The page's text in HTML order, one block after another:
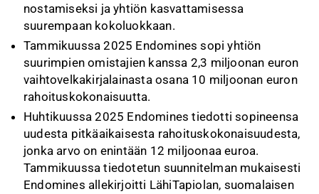
nostamiseksi ja yhtiön kasvattamisessa
suurempaan kokoluokkaan.
Tammikuussa 2025 Endomines sopi yhtiön
suurimpien omistajien kanssa 2,3 miljoonan euron
vaihtovelkakirjalainasta osana 10 miljoonan euron
rahoituskokonaisuutta.
Huhtikuussa 2025 Endomines tiedotti sopineensa
uudesta pitkäaikaisesta rahoituskokonaisuudesta,
jonka arvo on enintään 12 miljoonaa euroa.
Tammikuussa tiedotetun suunnitelman mukaisesti
Endomines allekirjoitti LähiTapiolan, suomalaisen